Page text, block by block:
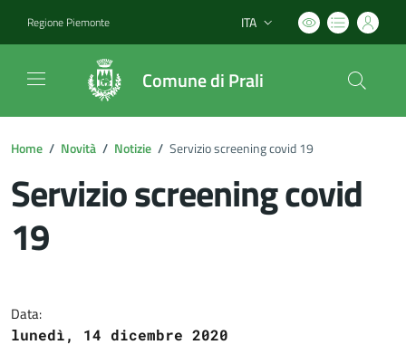
Regione Piemonte Lingua attiva:
ITA
Comune di Prali
Home / Novità / Notizie / Servizio screening covid 19
Servizio screening covid
19
Data:
lunedì, 14 dicembre 2020